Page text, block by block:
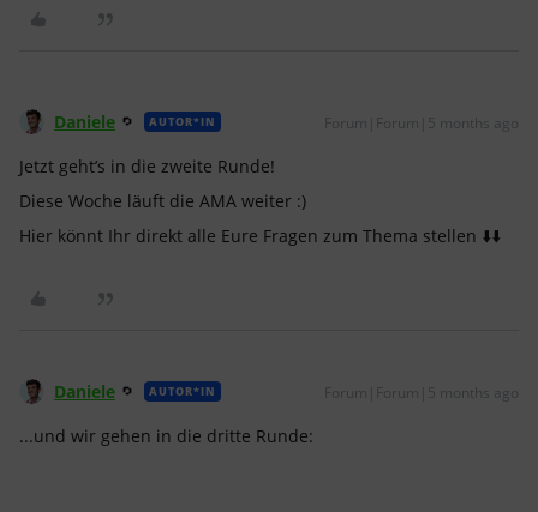
Daniele AUTOR*IN Forum|Forum|5 months ago
Jetzt geht’s in die zweite Runde!
Diese Woche läuft die AMA weiter :)
Hier könnt Ihr direkt alle Eure Fragen zum Thema stellen ⬇️⬇️
Daniele AUTOR*IN Forum|Forum|5 months ago
...und wir gehen in die dritte Runde: